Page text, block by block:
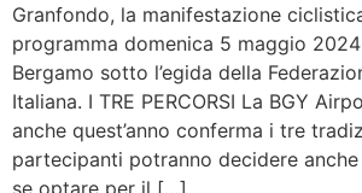
Granfondo, la manifestazione
programma domenica 5 maggio
Bergamo sotto l’egida della
Italiana. I TRE PERCORSI La BGY
anche quest’anno conferma i tre
partecipanti potranno decidere anche